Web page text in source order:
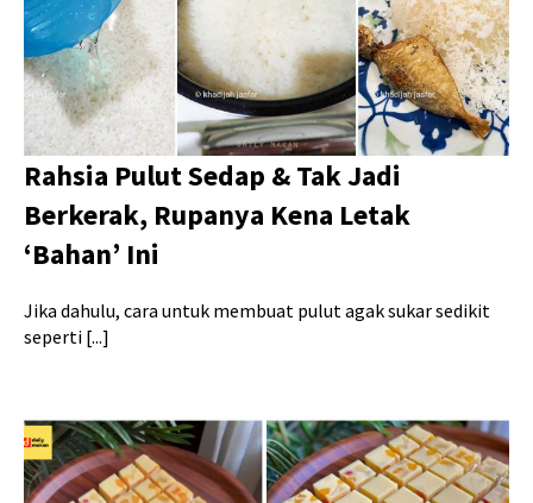
Rahsia Pulut Sedap & Tak Jadi
Berkerak, Rupanya Kena Letak
‘Bahan’ Ini
Jika dahulu, cara untuk membuat pulut agak sukar sedikit
seperti [...]